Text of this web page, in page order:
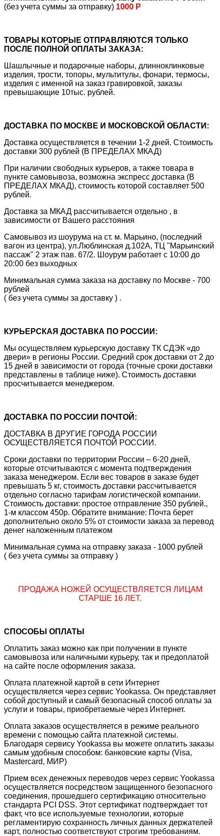
(без учета суммы за отправку) 1000 Р
ТОВАРЫ КОТОРЫЕ ОТПРАВЛЯЮТСЯ ТОЛЬКО
ПОСЛЕ ПОЛНОЙ ОПЛАТЫ ЗАКАЗА:
Шашлычные и подарочные наборы, длинноклинковые
изделия, трости, топоры, мультитулы, фонари, термосы,
изделия с именной на заказ гравировкой, заказы
превышающие 10тыс. рублей.
ДОСТАВКА ПО МОСКВЕ И МОСКОВСКОЙ ОБЛАСТИ:
Доставка осуществляется в течении 1-2 дней. Стоимость
доставки 300 рублей (В ПРЕДЕЛАХ МКАД)
При наличии свободных курьеров, а также товара в
пункте самовывоза, возможна экспресс доставка (В
ПРЕДЕЛАХ МКАД), стоимость которой составляет 500
рублей.
Доставка за МКАД рассчитывается отдельно , в
зависимости от Вашего расстояния
Самовывоз из шоурума на ст. м. Марьино, (последний
вагон из центра), ул.Люблинская д.102А, ТЦ "Марьинский
пассаж" 2 этаж пав. 67/2. Шоурум работает с 10:00 до
20:00 без выходных
Минимальная сумма заказа на доставку по Москве - 700
рублей
( без учета суммы за доставку ) .
КУРЬЕРСКАЯ ДОСТАВКА ПО РОССИИ:
Мы осуществляем курьерскую доставку ТК СДЭК «до
двери» в регионы России. Средний срок доставки от 2 до
15 дней в зависимости от города (точные сроки доставки
представлены в таблице ниже). Стоимость доставки
просчитывается менеджером.
ДОСТАВКА ПО РОССИИ ПОЧТОЙ:
ДОСТАВКА В ДРУГИЕ ГОРОДА РОССИИ
ОСУЩЕСТВЛЯЕТСЯ ПОЧТОЙ РОССИИ.
Сроки доставки по территории России – 6-20 дней,
которые отсчитываются с момента подтверждения
заказа менеджером. Если вес товаров в заказе будет
превышать 5 кг, стоимость доставки рассчитывается
отдельно согласно тарифам логистической компании.
Стоимость доставки: простое отправление 350 рублей.,
1-м классом 450р. Обратите внимание: Почта берет
дополнительно около 5% от стоимости заказа за перевод
денег наложенным платежом
Минимальная сумма на отправку заказа - 1000 рублей
( без учета суммы за отправку )
ПРОДАЖА НОЖЕЙ ОСУЩЕСТВЛЯЕТСЯ ЛИЦАМ
СТАРШЕ 16 ЛЕТ.
СПОСОБЫ ОПЛАТЫ
Оплатить заказ можно как при получении в пункте
самовывоза или наличными курьеру, так и предоплатой
на сайте после оформления заказа.
Оплата платежной картой в сети Интернет
осуществляется через сервис Yookassa. Он представляет
собой доступный и самый безопасный способ оплаты за
услуги и товары, приобретаемые через Интернет.
Оплата заказов осуществляется в режиме реального
времени с помощью сайта платежной системы.
Благодаря сервису Yookassa вы можете оплатить заказы
самым удобным способом: банковские карты (Visa,
Mastercard, МИР)
Прием всех денежных переводов через сервис Yookassa
осуществляется посредством защищенного безопасного
соединения, прошедшего сертификацию относительно
стандарта PCI DSS. Этот сертификат подтверждает тот
факт, что все используемые технологии, которые
регламентирую сохранность личных данных держателей
карт, полностью соответствуют строгим требованиям.